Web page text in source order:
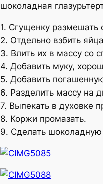
шоколадная глазурь
1. Сгущенку размешать
2. Отдельно взбить
3. Влить их в массу со
4. Добавить муку,
5. Добавить
6. Разделить массу на
7. Выпекать в духовке
8. Коржи промазать.
9. Сделать шоколадную